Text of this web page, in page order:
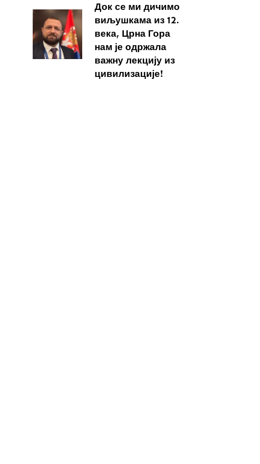
Док се ми дичимо
виљушкама из 12.
века, Црна Гора
нам је одржала
важну лекцију из
цивилизације!